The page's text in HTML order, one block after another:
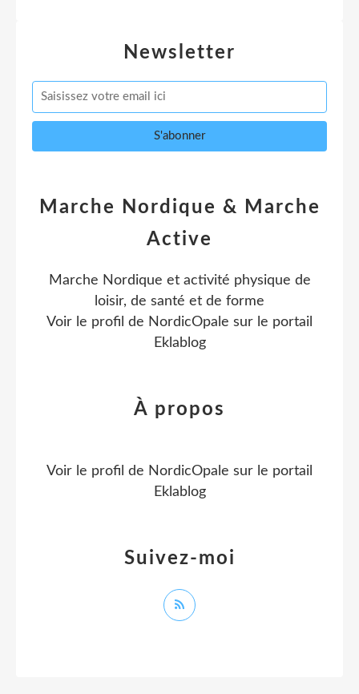
Newsletter
Marche Nordique & Marche
Active
Marche Nordique et activité physique de
loisir, de santé et de forme
Voir le profil de NordicOpale sur le portail
Eklablog
Suivez-moi
À propos
Voir le profil de NordicOpale sur le portail
Eklablog